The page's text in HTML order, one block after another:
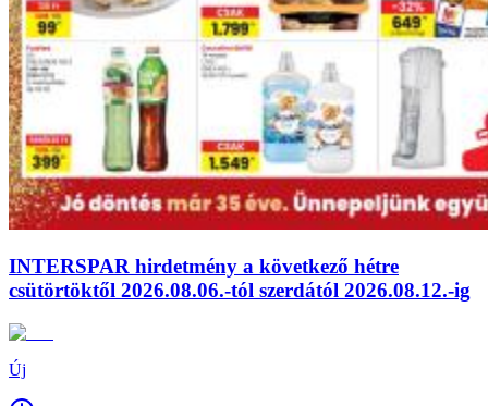
INTERSPAR hirdetmény a következő hétre
csütörtöktől 2026.08.06.-tól szerdától 2026.08.12.-ig
Új